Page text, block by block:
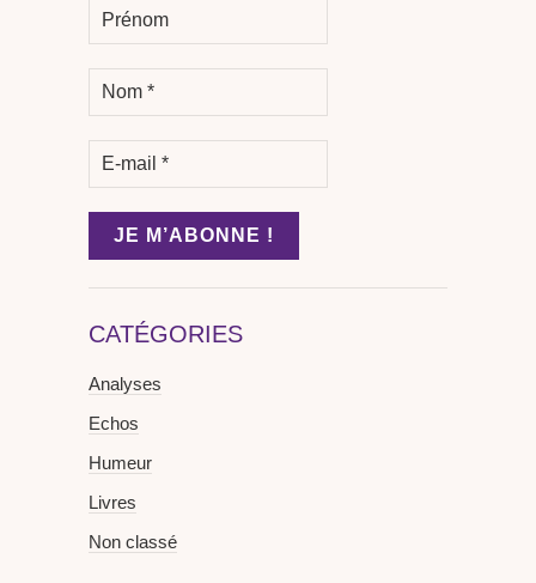
CATÉGORIES
Analyses
Echos
Humeur
Livres
Non classé